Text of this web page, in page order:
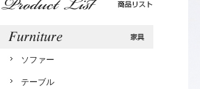
ソファー
テーブル